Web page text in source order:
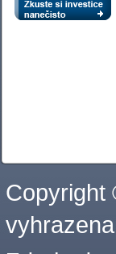
Copyright